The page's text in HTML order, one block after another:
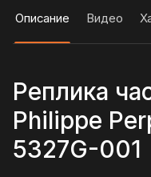
Описание Видео
Реплика
Philippe
5327G-001